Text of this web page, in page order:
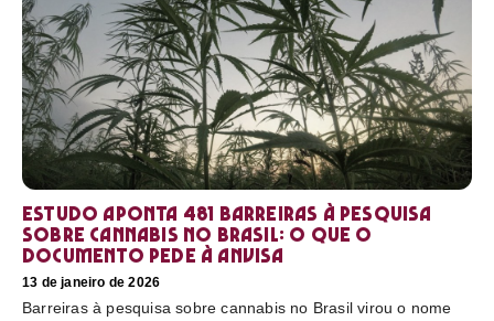
Estudo aponta 481 barreiras à pesquisa
sobre cannabis no Brasil: o que o
documento pede à Anvisa
13 de janeiro de 2026
Barreiras à pesquisa sobre cannabis no Brasil virou o nome